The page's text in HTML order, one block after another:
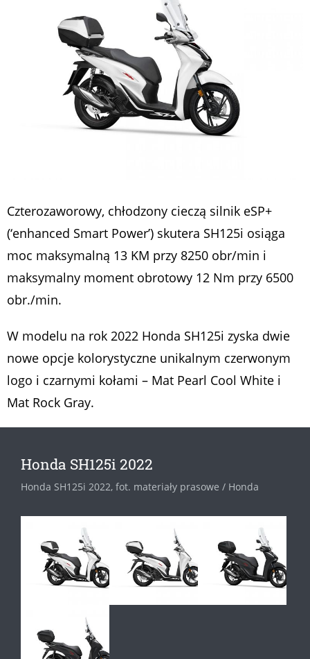
Czterozaworowy, chłodzony cieczą silnik eSP+
(‘enhanced Smart Power’) skutera SH125i osiąga
moc maksymalną 13 KM przy 8250 obr/min i
maksymalny moment obrotowy 12 Nm przy 6500
obr./min.
W modelu na rok 2022 Honda SH125i zyska dwie
nowe opcje kolorystyczne unikalnym czerwonym
logo i czarnymi kołami – Mat Pearl Cool White i
Mat Rock Gray.
Honda SH125i 2022
Honda SH125i 2022, fot. materiały prasowe / Honda